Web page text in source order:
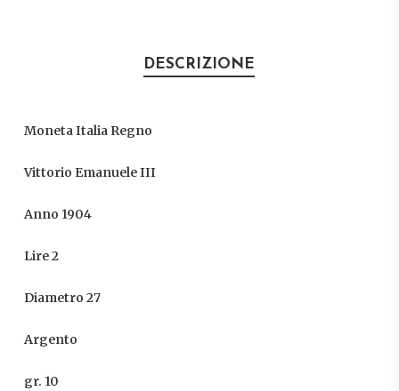
DESCRIZIONE
Moneta Italia Regno
Vittorio Emanuele III
Anno 1904
Lire 2
Diametro 27
Argento
gr. 10